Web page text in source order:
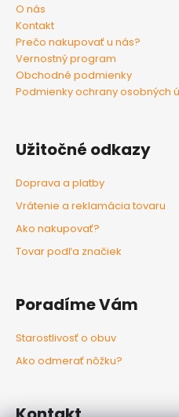
O nás
Kontakt
Prečo nakupovať u nás?
Vernostný program
Obchodné podmienky
Podmienky ochrany osobných
Užitočné odkazy
Doprava a platby
Vrátenie a reklamácia tovaru
Ako nakupovať?
Tovar podľa značiek
Poradíme Vám
Starostlivosť o obuv
Ako odmerať nôžku?